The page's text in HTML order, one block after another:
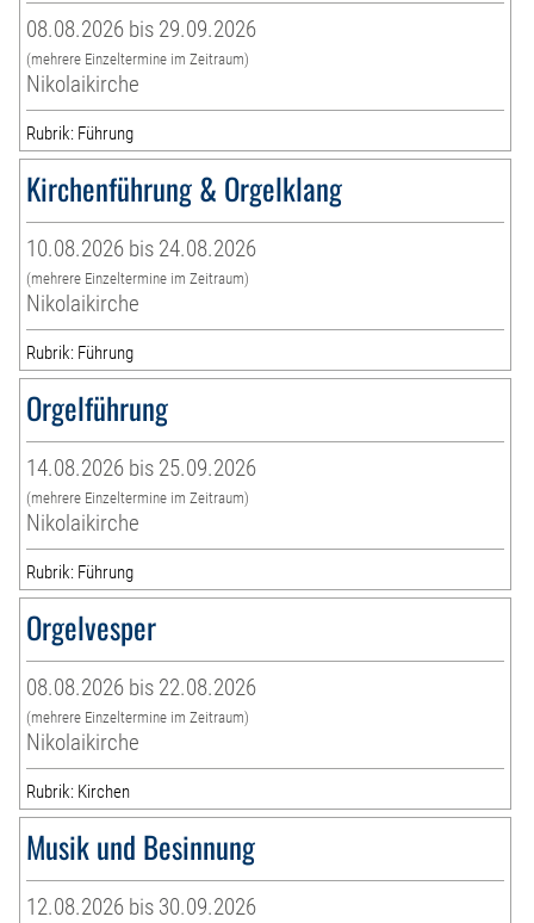
08.08.2026 bis 29.09.2026
(mehrere Einzeltermine im Zeitraum)
Nikolaikirche
Rubrik: Führung
Kirchenführung & Orgelklang
10.08.2026 bis 24.08.2026
(mehrere Einzeltermine im Zeitraum)
Nikolaikirche
Rubrik: Führung
Orgelführung
14.08.2026 bis 25.09.2026
(mehrere Einzeltermine im Zeitraum)
Nikolaikirche
Rubrik: Führung
Orgelvesper
08.08.2026 bis 22.08.2026
(mehrere Einzeltermine im Zeitraum)
Nikolaikirche
Rubrik: Kirchen
Musik und Besinnung
12.08.2026 bis 30.09.2026